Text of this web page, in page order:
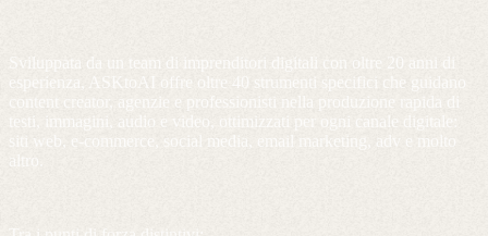
Sviluppata da un team di imprenditori digitali con oltre 20 anni di
esperienza, ASKtoAI offre oltre 40 strumenti specifici che guidano
content creator, agenzie e professionisti nella produzione rapida di
testi, immagini, audio e video, ottimizzati per ogni canale digitale:
siti web, e-commerce, social media, email marketing, adv e molto
altro.